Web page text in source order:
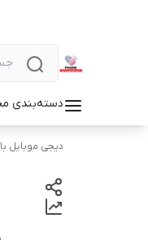
دسته‌بندی
دیجی موبایل